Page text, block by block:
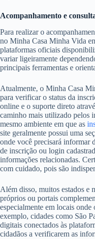
Acompanhamento e
Para realizar o
no Minha Casa Minha Vida
plataformas oficiais
variar ligeiramente
principais ferramentas e
Atualmente, o Minha Casa
para verificar o status da
online e o suporte direto
caminho mais utilizado pelos
mesmo ambiente em que as
site geralmente possui uma
onde você precisará informar
de inscrição ou login
informações relacionadas.
com cuidado, pois são
Além disso, muitos estados e
próprios ou portais
especialmente em locais
exemplo, cidades como São
digitais conectados às
cidadãos a verificarem as